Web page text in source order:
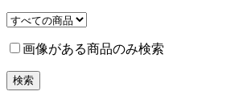
画像がある商品のみ検索